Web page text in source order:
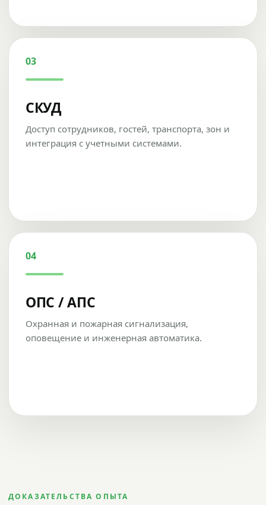
03
СКУД
Доступ сотрудников, гостей, транспорта, зон и
интеграция с учетными системами.
04
ОПС / АПС
Охранная и пожарная сигнализация,
оповещение и инженерная автоматика.
ДОКАЗАТЕЛЬСТВА ОПЫТА